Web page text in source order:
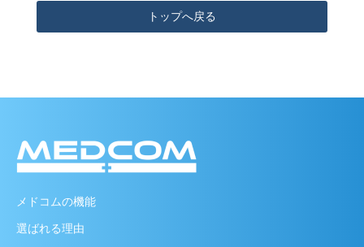
トップへ戻る
メドコムの機能
選ばれる理由